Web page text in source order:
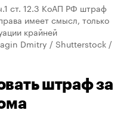
ст. 12.3 КоАП РФ штраф
имеет смысл, только
крайней
Dmitry / Shutterstock /
штраф за